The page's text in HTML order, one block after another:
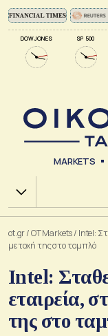
DOW JONES SP 500
MARKETS
Χ.Α.
ot.gr/OT Markets/ Intel:
μετοχή της στο ταμπλό
Intel:
εταιρεία,
της στο